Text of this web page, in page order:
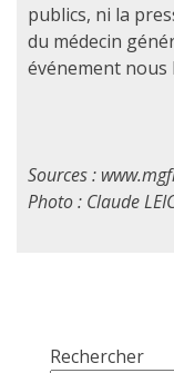
publics, ni la
du médecin
événement
Sources :
Photo : Claude
Rechercher